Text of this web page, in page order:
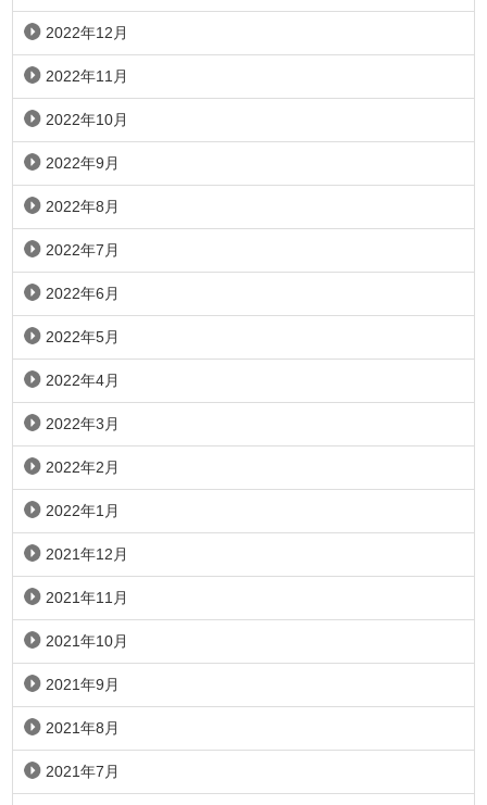
2022年12月
2022年11月
2022年10月
2022年9月
2022年8月
2022年7月
2022年6月
2022年5月
2022年4月
2022年3月
2022年2月
2022年1月
2021年12月
2021年11月
2021年10月
2021年9月
2021年8月
2021年7月